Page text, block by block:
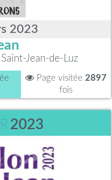
2023
Jean-de-Luz
Page visitée 2897
fois
2023